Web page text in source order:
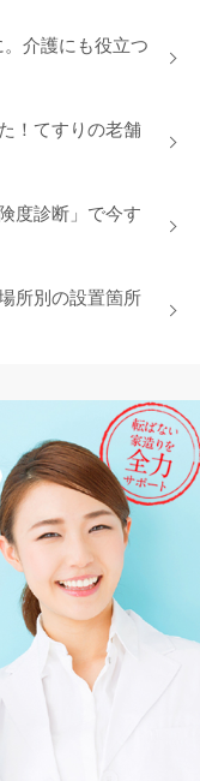
介護にも役立つ
！てすりの老舗
度診断」で今す
所別の設置箇所